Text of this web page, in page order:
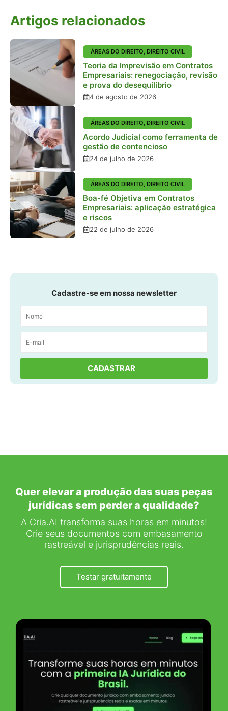
Artigos relacionados
ÁREAS DO DIREITO, DIREITO CIVIL
Teoria da Imprevisão em Contratos
Empresariais: renegociação, revisão
e prova do desequilíbrio
4 de agosto de 2026
ÁREAS DO DIREITO DIREITO CIVIL
Acordo Judicial como ferramenta de
gestão de contencioso
24 de julho de 2026
ÁREAS DO DIREITO, DIREITO CIVIL
Boa-fé Objetiva em Contratos
Empresariais: aplicação estratégica
e riscos
22 de julho de 2026
Cadastre-se em nossa newsletter
Quer elevar a produção das suas peças
jurídicas sem perder a qualidade?
A Cria.AI transforma suas horas em minutos!
Crie seus documentos com embasamento
rastreável e jurisprudências reais.
Testar gratuitamente